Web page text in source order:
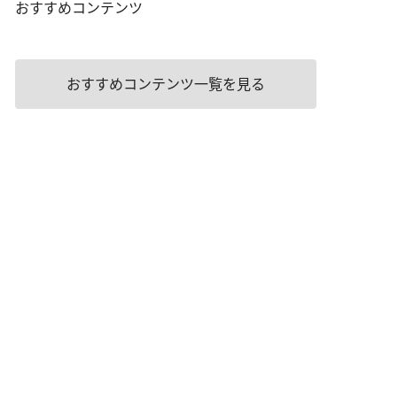
おすすめコンテンツ
おすすめコンテンツ一覧を見る